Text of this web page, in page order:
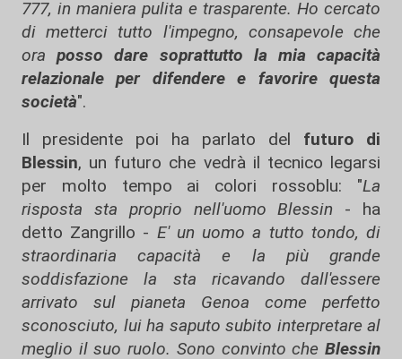
777, in maniera pulita e trasparente. Ho cercato
di metterci tutto l'impegno, consapevole che
oraposso dare soprattutto la mia capacità
relazionale per difendere e favorire questa
società".
Il presidente poi ha parlato del futuro di
Blessin, un futuro che vedrà il tecnico legarsi
per molto tempo ai colori rossoblu: "La
risposta sta proprio nell'uomo Blessin - ha
detto Zangrillo - E' un uomo a tutto tondo, di
straordinaria capacità e la più grande
soddisfazione la sta ricavando dall'essere
arrivato sul pianeta Genoa come perfetto
sconosciuto, lui ha saputo subito interpretare al
meglio il suo ruolo. Sono convinto che Blessin